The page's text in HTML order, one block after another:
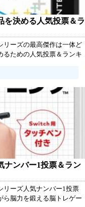
を決める人気投票＆ラ
リーズの最高傑作は一体ど
るための人気投票＆ランキ
品を選ぶ大きな要素とな
の作品がお気に入りなの
あなたの思い入れや感動
ナンバー1投票＆ラン
リーズ人気ナンバー1投票
ら脳力を鍛える脳トレゲー